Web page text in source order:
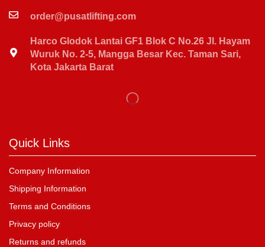
order@pusatlifting.com
Harco Glodok Lantai GF1 Blok C No.26 Jl. Hayam
Wuruk No. 2-5, Mangga Besar Kec. Taman Sari,
Kota Jakarta Barat
Quick Links
Company Information
Shipping Information
Terms and Conditions
Privacy policy
Returns and refunds